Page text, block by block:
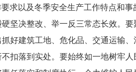
求以及冬季安全生产工作特点和
坚决整改、举一反三常态长效。
好建筑工地、危化品、交通运输
扣落到实处。要始终如一地树牢